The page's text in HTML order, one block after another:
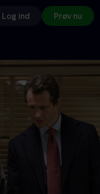
Log ind Prøv nu